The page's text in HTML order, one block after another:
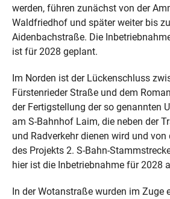
werden, führen zunächst von der
Waldfriedhof und später weiter bis
Aidenbachstraße. Die
ist für 2028 geplant.
Im Norden ist der Lückenschluss
Fürstenrieder Straße und dem
der Fertigstellung der so genannten
am S-Bahnhof Laim, die neben der
und Radverkehr dienen wird und von
des Projekts 2. S-Bahn-
hier ist die Inbetriebnahme für 2028
In der Wotanstraße wurden im Zuge